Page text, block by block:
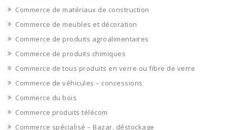
Commerce de matériaux de construction
Commerce de meubles et décoration
Commerce de produits agroalimentaires
Commerce de produits chimiques
Commerce de tous produits en verre ou fibre de verre
Commerce de véhicules – concessions
Commerce du bois
Commerce produits télécom
Commerce spécialisé – Bazar, déstockage